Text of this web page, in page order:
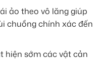
ảo theo vô lăng giúp
chuồng chính xác đến
hiện sớm các vật cản